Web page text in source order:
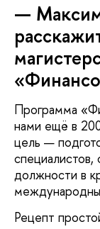
—
Программа
нами ещё в
цель —
должности в
Рецепт